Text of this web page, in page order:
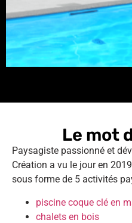
Le mot
Paysagiste passionné et
Création a vu le jour en
sous forme de 5 activités
piscine coque clé en
chalets en bois